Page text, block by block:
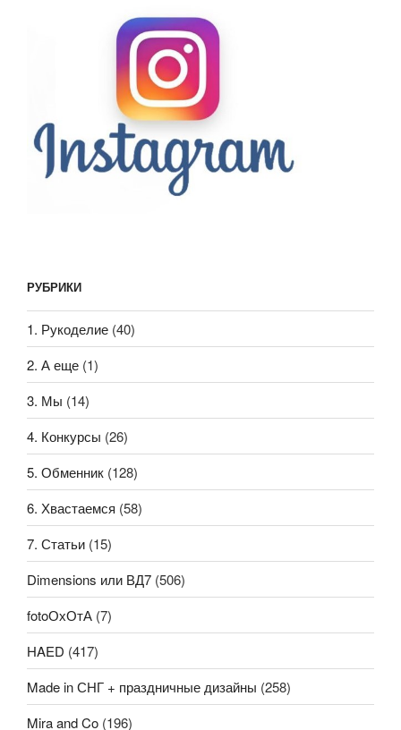
РУБРИКИ
1. Рукоделие (40)
2. А еще (1)
3. Мы (14)
4. Конкурсы (26)
5. Обменник (128)
6. Хвастаемся (58)
7. Статьи (15)
Dimensions или ВД7 (506)
fotoОхОтА (7)
HAED (417)
Made in СНГ + праздничные дизайны (258)
Mira and Co (196)